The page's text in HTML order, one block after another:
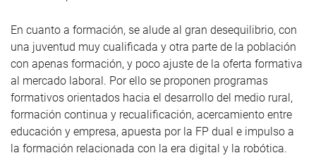
En cuanto a formación, se alude al gran desequilibrio, con
una juventud muy cualificada y otra parte de la población
con apenas formación, y poco ajuste de la oferta formativa
al mercado laboral. Por ello se proponen programas
formativos orientados hacia el desarrollo del medio rural,
formación continua y recualificación, acercamiento entre
educación y empresa, apuesta por la FP dual e impulso a
la formación relacionada con la era digital y la robótica.